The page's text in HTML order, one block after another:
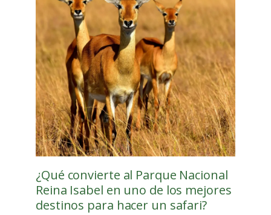
¿Qué convierte al Parque Nacional
Reina Isabel en uno de los mejores
destinos para hacer un safari?